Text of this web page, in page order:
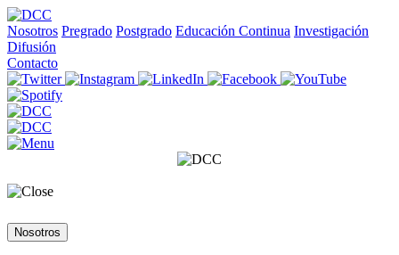
Nosotros Pregrado Postgrado Educación Continua Investigación
Difusión
Contacto
Nosotros